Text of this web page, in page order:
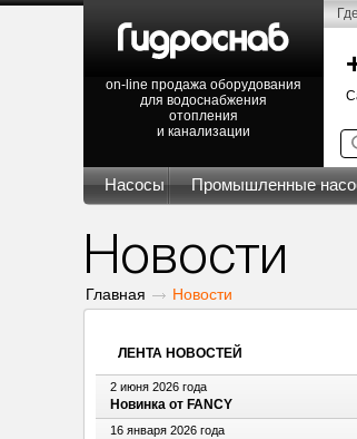
on-line продажа оборудования
для водоснабжения
отопления
и канализации
Насосы Промышленные
Новости
Главная Новости
ЛЕНТА НОВОСТЕЙ
2 июня 2026 года
Новинка от FANCY
16 января 2026 года